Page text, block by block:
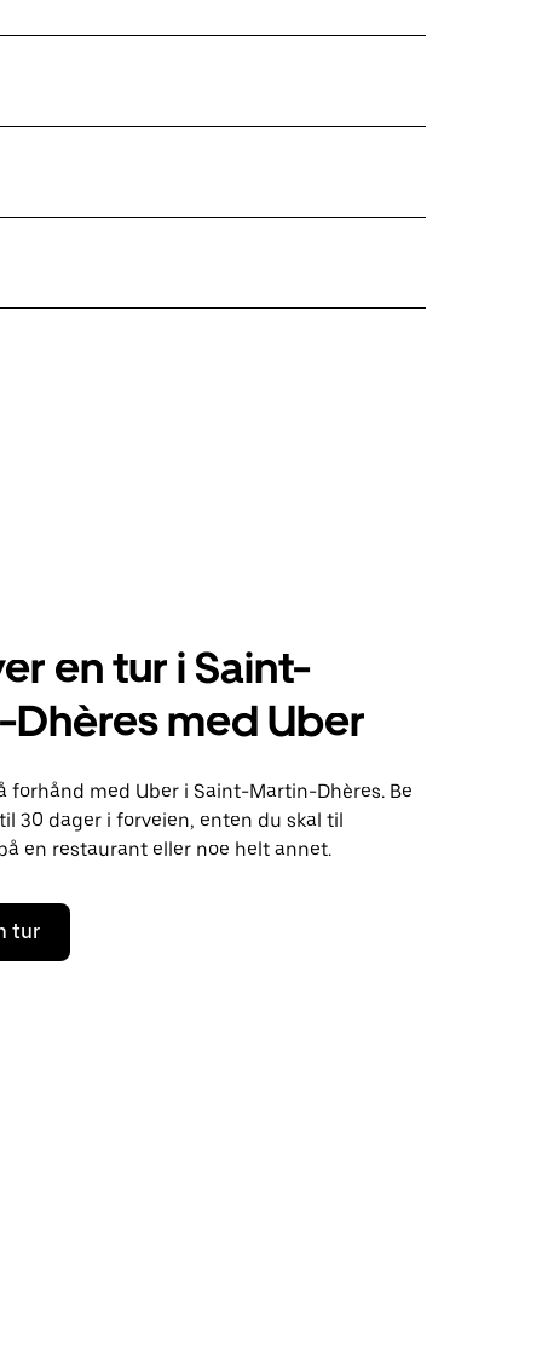
en tur i Saint-
med Uber
forhånd med Uber i Saint-Martin-Dhères. Be
30 dager i forveien, enten du skal til
en restaurant eller noe helt annet.
tur